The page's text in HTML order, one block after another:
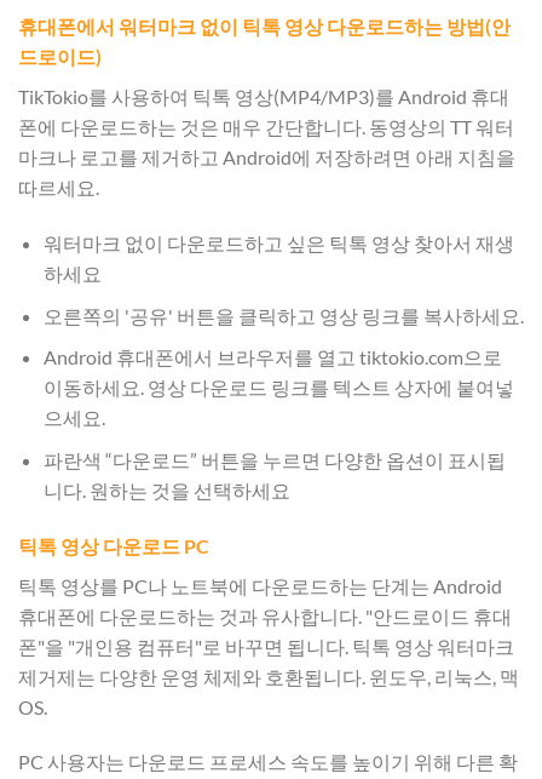
휴대폰에서 워터마크 없이 틱톡 영상 다운로드하는 방법(안
드로이드)
TikTokio를 사용하여 틱톡 영상(MP4/MP3)를 Android 휴대
폰에 다운로드하는 것은 매우 간단합니다. 동영상의 TT 워터
마크나 로고를 제거하고 Android에 저장하려면 아래 지침을
따르세요.
워터마크 없이 다운로드하고 싶은 틱톡 영상 찾아서 재생
하세요
오른쪽의 '공유' 버튼을 클릭하고 영상 링크를 복사하세요.
Android 휴대폰에서 브라우저를 열고 tiktokio.com으로
이동하세요. 영상 다운로드 링크를 텍스트 상자에 붙여넣
으세요.
파란색 “다운로드” 버튼을 누르면 다양한 옵션이 표시됩
니다. 원하는 것을 선택하세요
틱톡 영상 다운로드 PC
틱톡 영상를 PC나 노트북에 다운로드하는 단계는 Android
휴대폰에 다운로드하는 것과 유사합니다. "안드로이드 휴대
폰"을 "개인용 컴퓨터"로 바꾸면 됩니다. 틱톡 영상 워터마크
제거제는 다양한 운영 체제와 호환됩니다. 윈도우, 리눅스, 맥
OS.
PC 사용자는 다운로드 프로세스 속도를 높이기 위해 다른 확